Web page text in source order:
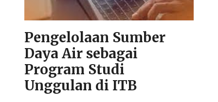
Pengelolaan Sumber
Daya Air sebagai
Program Studi
Unggulan di ITB